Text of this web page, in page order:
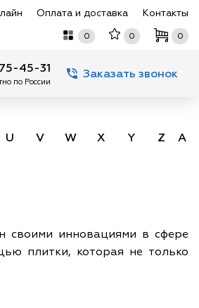
Оплата и доставка Контакты
0 0 0
45-31
по России
Заказать звонок
U V W X Y Z А -
своими инновациями в сфере
плитки, которая не только